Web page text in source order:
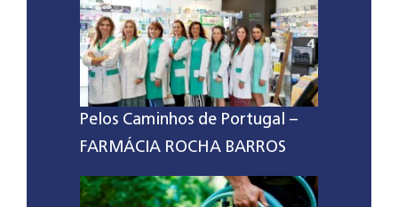
Pelos Caminhos de Portugal –
FARMÁCIA ROCHA BARROS